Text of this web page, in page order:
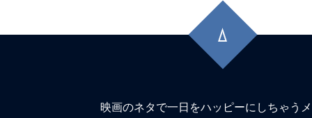
頭
に
映画のネタで一日をハッピーにしちゃう